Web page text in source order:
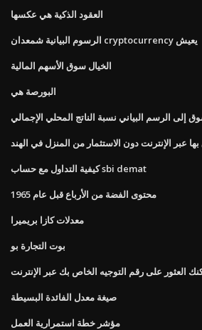
العقود الذكية هي عكسها
الرسوم البيانية شمعدان cryptocurrency يعيش
الخيال سوق الأسهم المالية
البورصة هي
إلى الرسم البياني نسبة الناتج المحلي الإجمالي
عبر الإنترنت دون الاستثمار من المنزل في الهند
كيفية التداول مع حساب sbi demat
محتوى الفضة من الأرباع قبل عام 1965
معدلات كازا بريميرا
بوت التجارة بو
صيغة معدل الفائدة البسيطة
مؤشر خطة استمرارية العمل